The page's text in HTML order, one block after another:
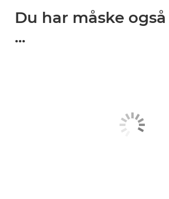
Du har måske
...